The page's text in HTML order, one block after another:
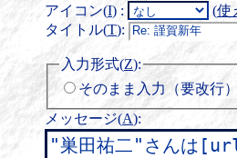
アイコン(I) : (使
タイトル(T):
入力形式(Z):
そのまま入力（要改行）
メッセージ(A):